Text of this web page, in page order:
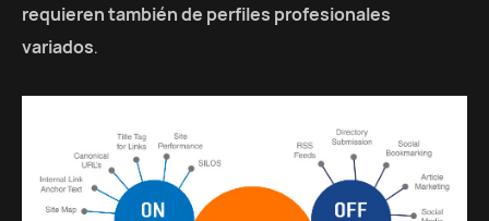
requieren también de perfiles profesionales
variados.